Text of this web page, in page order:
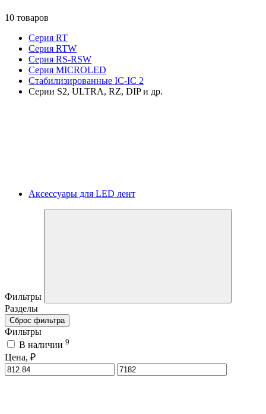
10 товаров
Серия RT
Серия RTW
Серия RS-RSW
Серия MICROLED
Стабилизированные IC-IC 2
Серии S2, ULTRA, RZ, DIP и др.
Аксессуары для LED лент
Фильтры
Разделы
Сброс фильтра
Фильтры
В наличии 9
Цена, ₽